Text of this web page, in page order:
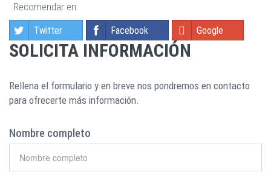
Recomendar en:
Twitter Facebook Google
SOLICITA INFORMACIÓN
Rellena el formulario y en breve nos pondremos en contacto
para ofrecerte más información.
Nombre completo